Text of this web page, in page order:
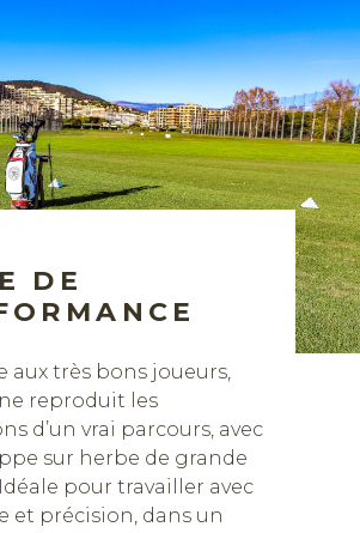
DE
aux très bons joueurs,
reproduit les
d’un vrai parcours, avec
sur herbe de grande
pour travailler avec
et précision, dans un